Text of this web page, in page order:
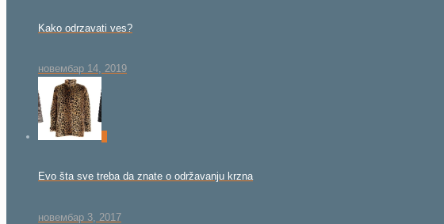
Kako odrzavati ves?
новембар 14, 2019
Evo šta sve treba da znate o održavanju krzna
новембар 3, 2017